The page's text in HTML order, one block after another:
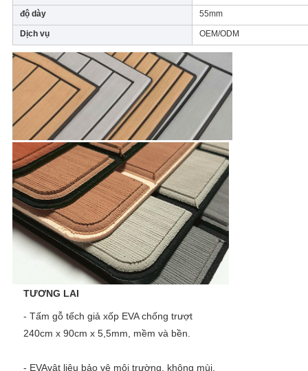
SƠ
ĐỒ
TRANG
WEB
PRIVACY
POLICY
độ dày 55mm
Dịch vụ OEM/ODM
TƯƠNG LAI
- Tấm gỗ tếch giả xốp EVA chống trượt
240cm x 90cm x 5,5mm, mềm và bền.
- EVAvật liệu bảo vệ môi trường, không mùi,